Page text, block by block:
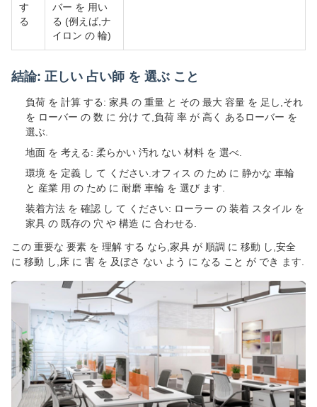
す
る
バー を 用い
る (例えば,ナ
イロン の 輪)
結論: 正しい 占い師 を 選ぶ こと
負荷 を 計算 する: 家具 の 重量 と その 最大 容量 を 足し,それ
を ローバー の 数 に 分け て,負荷 率 が 高く あるローバー を
選ぶ.
地面 を 考える: 柔らかい 汚れ ない 材料 を 選べ.
環境 を 定義 し て ください.オフィス の ため に 静かな 車輪
と 産業 用 の ため に 耐磨 車輪 を 選び ます.
装着方法 を 確認 し て ください: ローラー の 装着 スタイル を
家具 の 既存の 穴 や 構造 に 合わせる.
この 重要な 要素 を 理解 する なら,家具 が 順調 に 移動 し,安全
に 移動 し,床 に 害 を 及ぼさ ない よう に なる こと が でき ます.